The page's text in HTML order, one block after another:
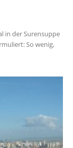
in der Surensuppe
So wenig,